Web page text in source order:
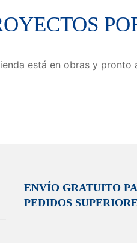
está en obras y pronto
ENVÍO GRATUITO
PEDIDOS